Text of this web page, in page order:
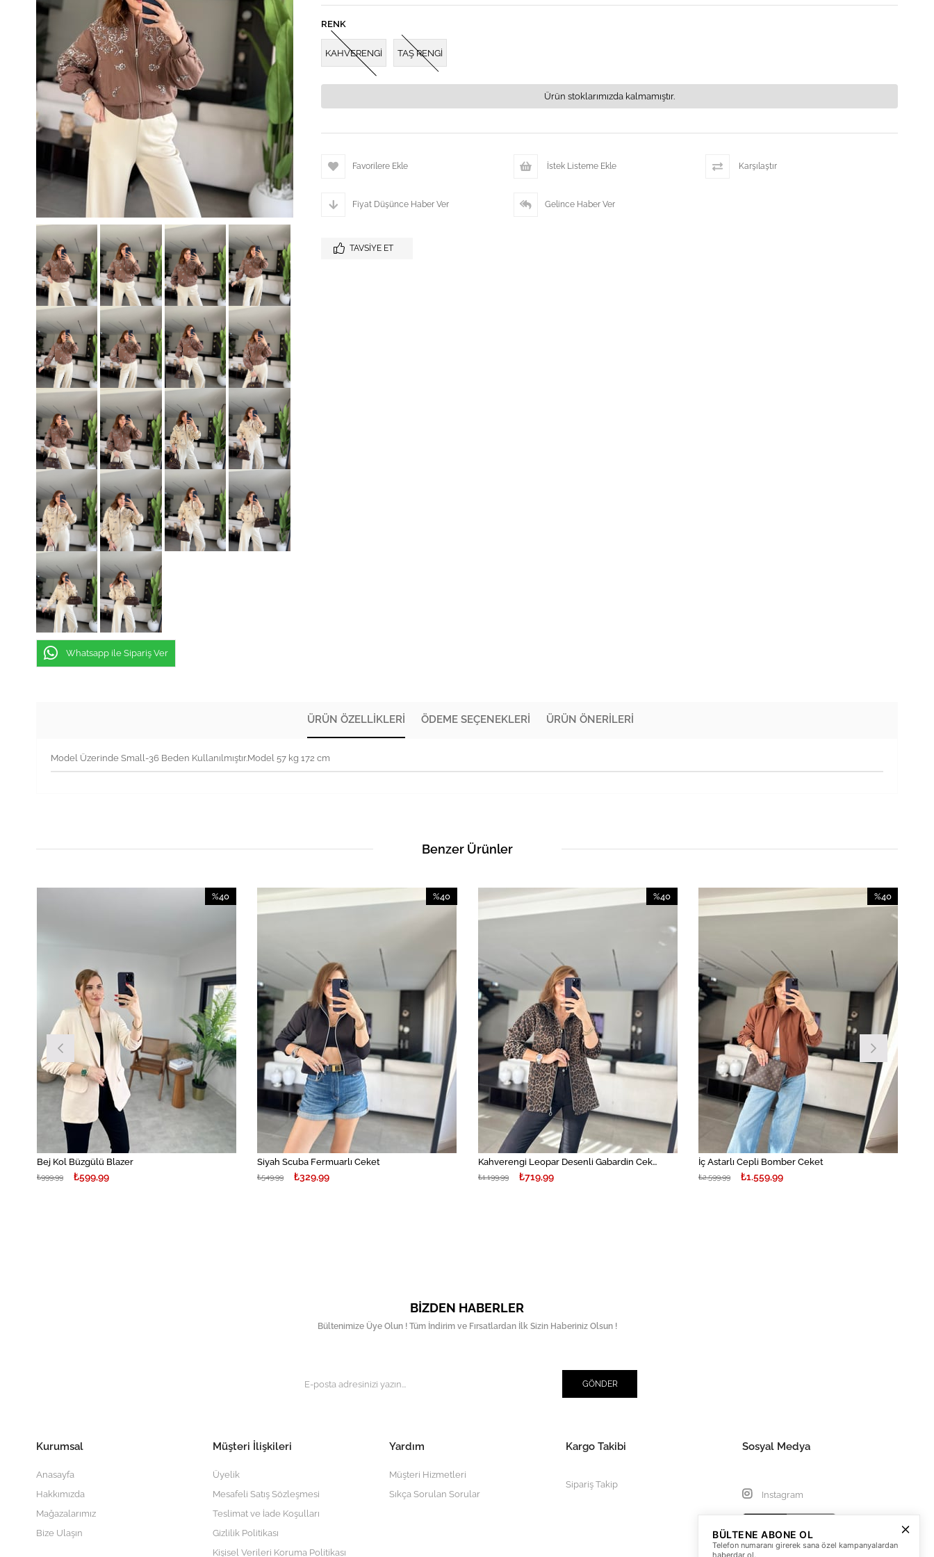
Whatsapp ile Sipariş Ver
RENK
KAHVERENGİ TAŞ RENGİ
Ürün stoklarımızda kalmamıştır.
Favorilere Ekle İstek Listeme Ekle Karşılaştır
Fiyat Düşünce Haber Ver Gelince Haber Ver
TAVSIYE ET
ÜRÜN ÖZELLIKLERI ÖDEME SEÇENEKLERI ÜRÜN ÖNERILERI
Model Üzerinde Small-36 Beden Kullanılmıştır.Model 57 kg 172 cm
Benzer Ürünler
Bej Kol Büzgülü Blazer
₺599,99
₺999,99
%40
Siyah Scuba Fermuarlı Ceket
₺329,99
₺549,99
%40
Kahverengi Leopar Desenli Gabardin Ceket
₺719,99
₺1.199,99
%40
%40İndirim
İç Astarlı Cepli Bomber Ceket
₺1.559,99
₺2.599,99
%40
İndirim
BIZDEN HABERLER
Bültenimize Üye Olun ! Tüm İndirim ve Fırsatlardan İlk Sizin Haberiniz Olsun !
GÖNDER
Kurumsal
Anasayfa
Hakkımızda
Mağazalarımız
Bize Ulaşın
Müşteri İlişkileri
Üyelik
Mesafeli Satış Sözleşmesi
Teslimat ve İade Koşulları
Gizlilik Politikası
Kişisel Verileri Koruma Politikası
Yardım
Müşteri Hizmetleri
Sıkça Sorulan Sorular
Kargo Takibi
Sipariş Takip
Sosyal Medya
Instagram
BÜLTENE ABONE OL
Telefon numaranı girerek sana özel kampanyalardan
haberdar ol.